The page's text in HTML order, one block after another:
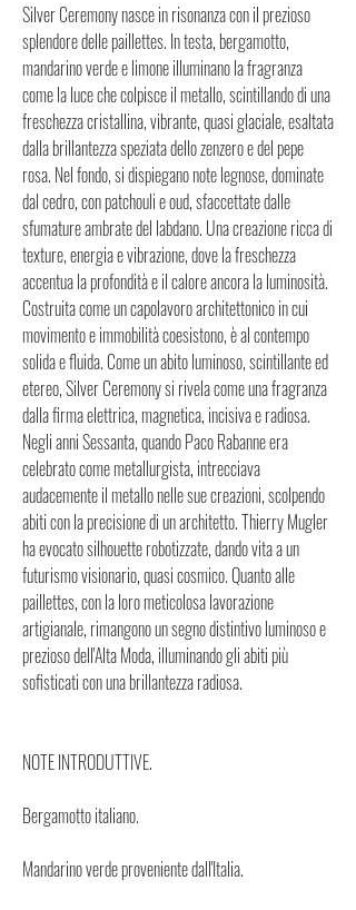
Silver Ceremony nasce in risonanza con il prezioso
splendore delle paillettes. In testa, bergamotto,
mandarino verde e limone illuminano la fragranza
come la luce che colpisce il metallo, scintillando di una
freschezza cristallina, vibrante, quasi glaciale, esaltata
dalla brillantezza speziata dello zenzero e del pepe
rosa. Nel fondo, si dispiegano note legnose, dominate
dal cedro, con patchouli e oud, sfaccettate dalle
sfumature ambrate del labdano. Una creazione ricca di
texture, energia e vibrazione, dove la freschezza
accentua la profondità e il calore ancora la luminosità.
Costruita come un capolavoro architettonico in cui
movimento e immobilità coesistono, è al contempo
solida e fluida. Come un abito luminoso, scintillante ed
etereo, Silver Ceremony si rivela come una fragranza
dalla firma elettrica, magnetica, incisiva e radiosa.
Negli anni Sessanta, quando Paco Rabanne era
celebrato come metallurgista, intrecciava
audacemente il metallo nelle sue creazioni, scolpendo
abiti con la precisione di un architetto. Thierry Mugler
ha evocato silhouette robotizzate, dando vita a un
futurismo visionario, quasi cosmico. Quanto alle
paillettes, con la loro meticolosa lavorazione
artigianale, rimangono un segno distintivo luminoso e
prezioso dell'Alta Moda, illuminando gli abiti più
sofisticati con una brillantezza radiosa.
NOTE INTRODUTTIVE.
Bergamotto italiano.
Mandarino verde proveniente dall'Italia.